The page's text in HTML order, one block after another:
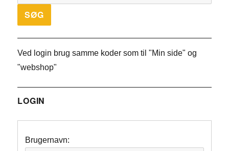
Ved login brug samme koder som til "Min side" og
"webshop"
LOGIN
Brugernavn: